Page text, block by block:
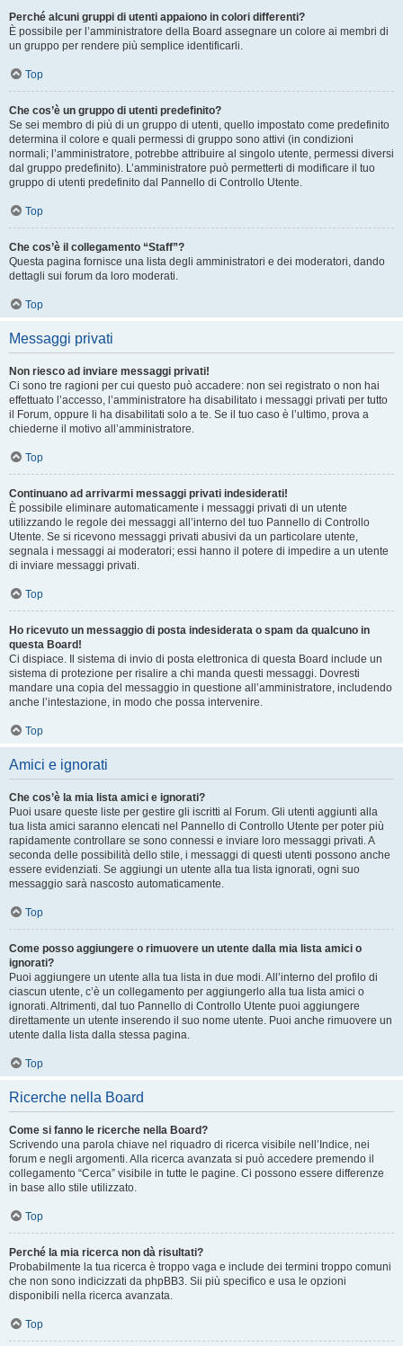
Perché alcuni gruppi di utenti appaiono in colori differenti?
È possibile per l’amministratore della Board assegnare un colore ai membri di
un gruppo per rendere più semplice identificarli.
Top
Che cos’è un gruppo di utenti predefinito?
Se sei membro di più di un gruppo di utenti, quello impostato come predefinito
determina il colore e quali permessi di gruppo sono attivi (in condizioni
normali; l’amministratore, potrebbe attribuire al singolo utente, permessi diversi
dal gruppo predefinito). L’amministratore può permetterti di modificare il tuo
gruppo di utenti predefinito dal Pannello di Controllo Utente.
Top
Che cos’è il collegamento “Staff”?
Questa pagina fornisce una lista degli amministratori e dei moderatori, dando
dettagli sui forum da loro moderati.
Top
Messaggi privati
Non riesco ad inviare messaggi privati!
Ci sono tre ragioni per cui questo può accadere: non sei registrato o non hai
effettuato l’accesso, l’amministratore ha disabilitato i messaggi privati per tutto
il Forum, oppure li ha disabilitati solo a te. Se il tuo caso è l’ultimo, prova a
chiederne il motivo all’amministratore.
Top
Continuano ad arrivarmi messaggi privati indesiderati!
È possibile eliminare automaticamente i messaggi privati ​​di un utente
utilizzando le regole dei messaggi all’interno del tuo Pannello di Controllo
Utente. Se si ricevono messaggi privati ​​abusivi da un particolare utente,
segnala i messaggi ai moderatori; essi hanno il potere di impedire a un utente
di inviare messaggi privati​​.
Top
Ho ricevuto un messaggio di posta indesiderata o spam da qualcuno in
questa Board!
Ci dispiace. Il sistema di invio di posta elettronica di questa Board include un
sistema di protezione per risalire a chi manda questi messaggi. Dovresti
mandare una copia del messaggio in questione all’amministratore, includendo
anche l’intestazione, in modo che possa intervenire.
Top
Amici e ignorati
Che cos’è la mia lista amici e ignorati?
Puoi usare queste liste per gestire gli iscritti al Forum. Gli utenti aggiunti alla
tua lista amici saranno elencati nel Pannello di Controllo Utente per poter più
rapidamente controllare se sono connessi e inviare loro messaggi privati. A
seconda delle possibilità dello stile, i messaggi di questi utenti possono anche
essere evidenziati. Se aggiungi un utente alla tua lista ignorati, ogni suo
messaggio sarà nascosto automaticamente.
Top
Come posso aggiungere o rimuovere un utente dalla mia lista amici o
ignorati?
Puoi aggiungere un utente alla tua lista in due modi. All’interno del profilo di
ciascun utente, c’è un collegamento per aggiungerlo alla tua lista amici o
ignorati. Altrimenti, dal tuo Pannello di Controllo Utente puoi aggiungere
direttamente un utente inserendo il suo nome utente. Puoi anche rimuovere un
utente dalla lista dalla stessa pagina.
Top
Ricerche nella Board
Come si fanno le ricerche nella Board?
Scrivendo una parola chiave nel riquadro di ricerca visibile nell’Indice, nei
forum e negli argomenti. Alla ricerca avanzata si può accedere premendo il
collegamento “Cerca” visibile in tutte le pagine. Ci possono essere differenze
in base allo stile utilizzato.
Top
Perché la mia ricerca non dà risultati?
Probabilmente la tua ricerca è troppo vaga e include dei termini troppo comuni
che non sono indicizzati da phpBB3. Sii più specifico e usa le opzioni
disponibili nella ricerca avanzata.
Top